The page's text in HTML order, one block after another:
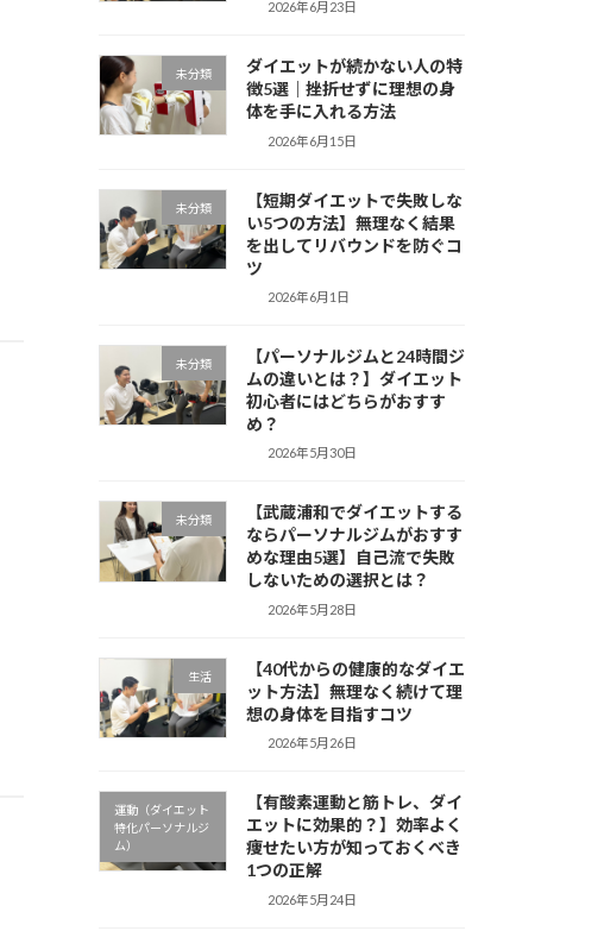
2026年6月23日
未分類
ダイエットが続かない人の特
徴5選｜挫折せずに理想の身
体を手に入れる方法
2026年6月15日
未分類
【短期ダイエットで失敗しな
い5つの方法】無理なく結果
を出してリバウンドを防ぐコ
ツ
2026年6月1日
未分類
【パーソナルジムと24時間ジ
ムの違いとは？】ダイエット
初心者にはどちらがおすす
め？
2026年5月30日
未分類
【武蔵浦和でダイエットする
ならパーソナルジムがおすす
めな理由5選】自己流で失敗
しないための選択とは？
2026年5月28日
生活
【40代からの健康的なダイエ
ット方法】無理なく続けて理
想の身体を目指すコツ
2026年5月26日
運動（ダイエット
特化パーソナルジ
ム）
【有酸素運動と筋トレ、ダイ
エットに効果的？】効率よく
痩せたい方が知っておくべき
1つの正解
2026年5月24日